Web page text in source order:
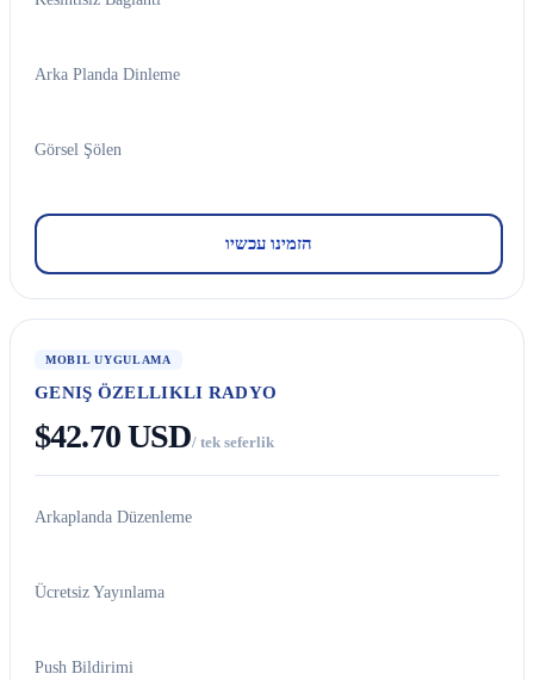
Arka Planda Dinleme
Görsel Şölen
הזמינו עכשיו
MOBIL UYGULAMA
GENIŞ ÖZELLIKLI RADYO
$42.70 USD/ tek seferlik
Arkaplanda Düzenleme
Ücretsiz Yayınlama
Push Bildirimi